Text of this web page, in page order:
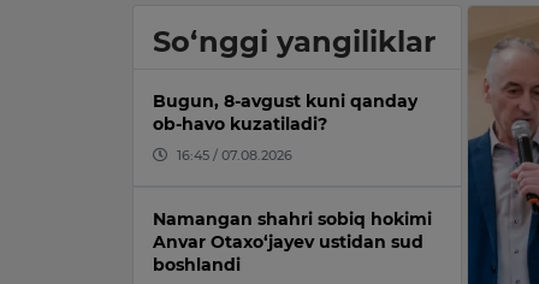
So‘nggi yangiliklar
Bugun, 8-avgust kuni qanday
ob-havo kuzatiladi?
16:45 / 07.08.2026
Namangan shahri sobiq hokimi
Anvar Otaxo‘jayev ustidan sud
boshlandi